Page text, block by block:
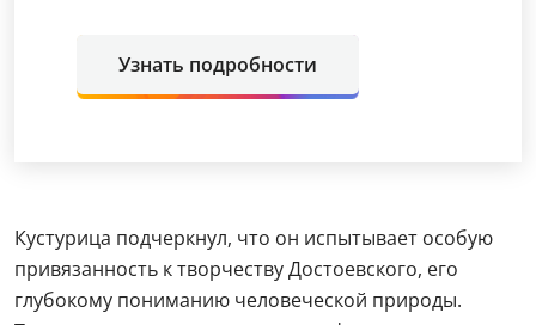
Узнать подробности
Кустурица подчеркнул, что он испытывает особую
привязанность к творчеству Достоевского, его
глубокому пониманию человеческой природы.